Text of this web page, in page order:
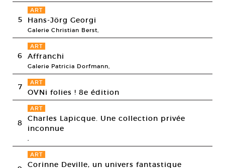
5
ART
Hans-Jörg Georgi
Galerie Christian Berst,
6
ART
Affranchi
Galerie Patricia Dorfmann,
7 ART
OVNi folies ! 8e édition
8
ART
Charles Lapicque. Une collection privée
inconnue
,
ART
Corinne Deville, un univers fantastique